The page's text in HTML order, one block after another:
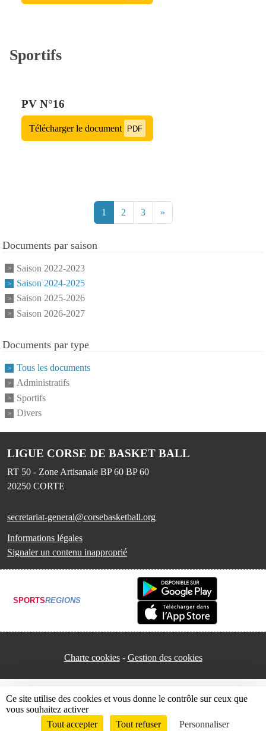
Sportifs
PV N°16
Télécharger le document PDF
1 2 3 »
Documents par saison
Saison 2022-2023
Saison 2024-2025
Saison 2025-2026
Saison 2026-2027
Documents par type
Tous les documents
Administratifs
Sportifs
Divers
LIGUE CORSE DE BASKET BALL
RT 50 - Zone Artisanale BP 60 BP 60
20250 CORTE
secretariat-general@corsebasketball.org
Informations légales
Signaler un contenu inapproprié
SPORTSREGIONS
Charte cookies Gestion des cookies
Envie de participer ? Connexion
Ce site utilise des cookies et vous donne le contrôle sur ceux que
vous souhaitez activer
Tout accepter
Tout refuser Personnaliser